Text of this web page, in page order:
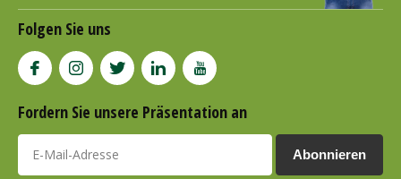
Folgen Sie uns
Fordern Sie unsere Präsentation an
Abonnieren